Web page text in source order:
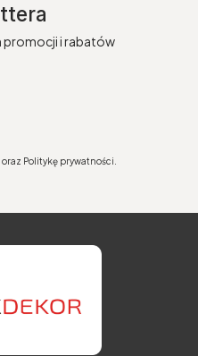
promocji i rabatów
Politykę prywatności.